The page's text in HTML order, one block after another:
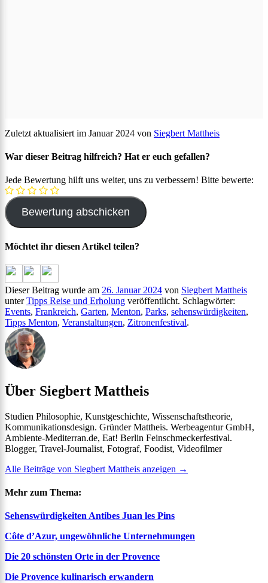
Zuletzt aktualisiert im Januar 2024 von Siegbert Mattheis
War dieser Beitrag hilfreich? Hat er euch gefallen?
Jede Bewertung hilft uns weiter, uns zu verbessern! Bitte bewerte:
Möchtet ihr diesen Artikel teilen?
Dieser Beitrag wurde am 26. Januar 2024 von Siegbert Mattheis
unterTipps Reise und Erholung veröffentlicht. Schlagwörter:
Events, Frankreich, Garten, Menton, Parks, sehenswürdigkeiten,
Tipps Menton, Veranstaltungen, Zitronenfestival.
Über Siegbert Mattheis
Studien Philosophie, Kunstgeschichte, Wissenschaftstheorie,
Kommunikationsdesign. Gründer Mattheis. Werbeagentur GmbH,
Ambiente-Mediterran.de, Eat! Berlin Feinschmeckerfestival.
Blogger, Travel-Journalist, Fotograf, Foodist, Videofilmer
Alle Beiträge von Siegbert Mattheis anzeigen →
Mehr zum Thema:
Sehenswürdigkeiten Antibes Juan les Pins
Côte d’Azur, ungewöhnliche Unternehmungen
Die 20 schönsten Orte in der Provence
Die Provence kulinarisch erwandern